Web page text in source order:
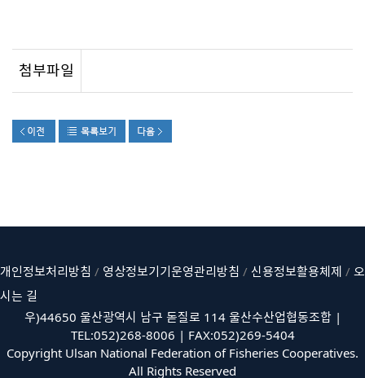
첨부파일
개인정보처리방침 / 영상정보기기운영관리방침 / 신용정보활용체제 / 오
시는 길
우)44650 울산광역시 남구 돋질로 114 울산수산업협동조합 |
TEL:052)268-8006 | FAX:052)269-5404
Copyright Ulsan National Federation of Fisheries Cooperatives.
All Rights Reserved